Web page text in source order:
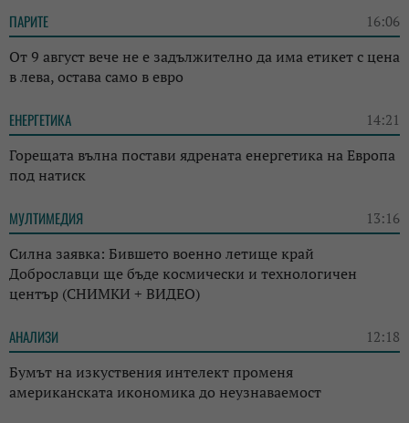
ПАРИТЕ 16:06
От 9 август вече не е задължително да има етикет с цена
в лева, остава само в евро
ЕНЕРГЕТИКА 14:21
Горещата вълна постави ядрената енергетика на Европа
под натиск
МУЛТИМЕДИЯ 13:16
Силна заявка: Бившето военно летище край
Доброславци ще бъде космически и технологичен
център (СНИМКИ + ВИДЕО)
АНАЛИЗИ 12:18
Бумът на изкуствения интелект променя
американската икономика до неузнаваемост